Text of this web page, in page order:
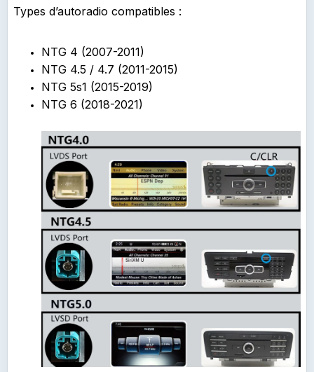
Types d’autoradio compatibles :
NTG 4 (2007-2011)
NTG 4.5 / 4.7 (2011-2015)
NTG 5s1 (2015-2019)
NTG 6 (2018-2021)